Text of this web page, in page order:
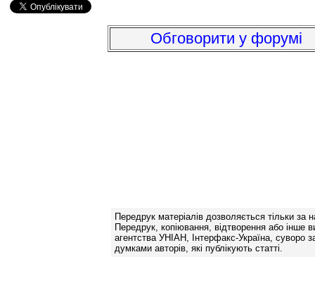
Обговорити у форумі
Передрук матеріалів дозволяється тільки за
Передрук, копіювання, відтворення або інше
агентства УНІАН, Інтерфакс-Україна, суворо
думками авторів, які публікують статті.